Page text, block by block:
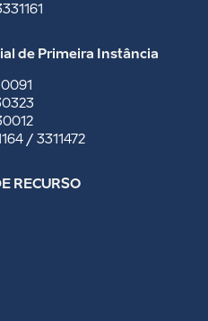
de Primeira Instância
/ 3311472
RECURSO